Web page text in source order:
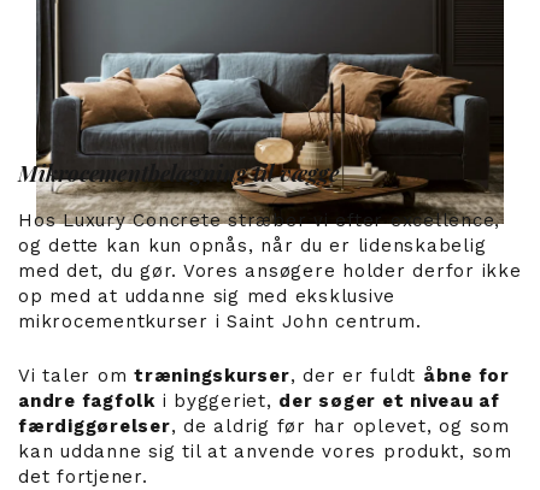
Mikrocementbelægning til vægge
Hos Luxury Concrete stræber vi efter excellence,
og dette kan kun opnås, når du er lidenskabelig
med det, du gør. Vores ansøgere holder derfor ikke
op med at uddanne sig med eksklusive
mikrocementkurser i Saint John centrum.
Vi taler om træningskurser, der er fuldt åbne for
andre fagfolki byggeriet, der søger et niveau af
færdiggørelser, de aldrig før har oplevet, og som
kan uddanne sig til at anvende vores produkt, som
det fortjener.